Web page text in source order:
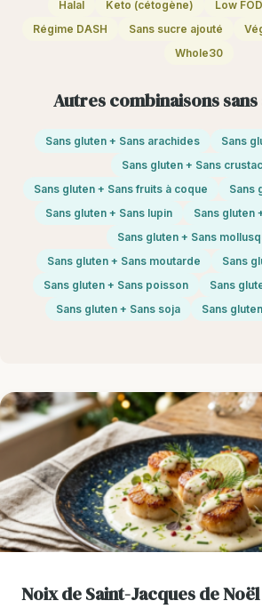
Halal
Keto (cétogène) Low
Régime DASH
Sans sucre ajouté
Whole30
Autres combinaisons
Sans gluten + Sans arachides
Sans
Sans gluten + Sans
Sans gluten + Sans fruits à coque
Sans
Sans gluten + Sans lupin
Sans gluten
Sans gluten + Sans
Sans gluten + Sans moutarde
Sans
Sans gluten + Sans poisson
Sans
Sans gluten + Sans soja
Sans
Noix de Saint-Jacques de